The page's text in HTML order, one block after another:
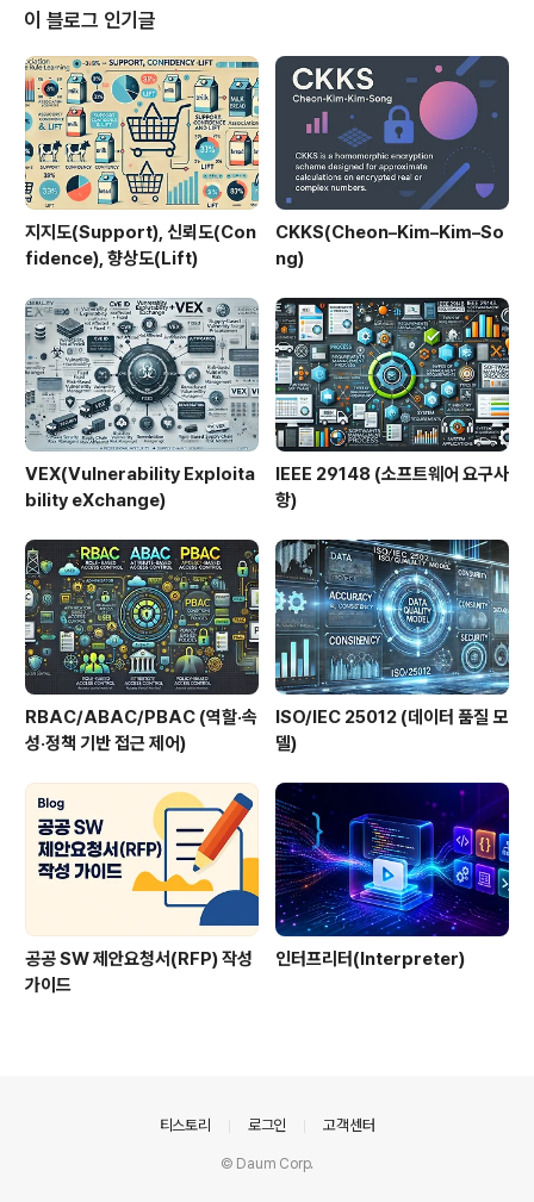
자 트래픽 시뮬레이션필요성마이크로서비스·클라우드 환
경 확산대규모 동시 접속 검증 필수k6는 단순 벤치마킹을
넘어, 실제 서비스 운영 환경을 반영한 시뮬레이션 기반 테
스트를 제공한다.2. 특징특징설명비고JavaScript 기반
스크립팅직관적이고 개발 친화적기존 개발팀 학습 곡선 최
소화클라우드/온프레미스 지원다양한 ..
이 블로그 인기글
지지도(Support), 신뢰도(Con
fidence), 향상도(Lift)
CKKS(Cheon–Kim–Kim–So
ng)
VEX(Vulnerability Exploita
bility eXchange)
IEEE 29148 (소프트웨어 요구사
항)
RBAC/ABAC/PBAC (역할·속
성·정책 기반 접근 제어)
ISO/IEC 25012 (데이터 품질 모
델)
공공 SW 제안요청서(RFP) 작성
가이드
인터프리터(Interpreter)
티스토리 로그인 고객센터
© Daum Corp.